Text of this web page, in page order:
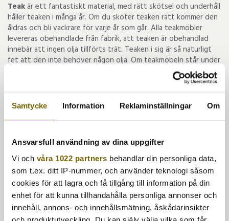
Samtycke Information Reklaminställningar Om
Ansvarsfull användning av dina uppgifter
Vi och våra 1022 partners behandlar din personliga data,
som t.ex. ditt IP-nummer, och använder teknologi såsom
cookies för att lagra och få tillgång till information på din
enhet för att kunna tillhandahålla personliga annonser och
innehåll, annons- och innehållsmätning, åskådarinsikter
Teakär ett fantastiskt material, med rätt skötsel och underhåll
håller teaken i många år. Om du sköter teaken rätt kommer den
åldras och bli vackrare för varje år som går. Alla teakmöbler
levereras obehandlade från fabrik, att teaken är obehandlad
innebär att ingen olja tillförts trät. Teaken i sig är så naturligt
fet att den inte behöver någon olja. Om teakmöbeln står under
bar himmel och utan skydd kommer den snart bli vackert
silvergrå. Alla våra teakmöbler kommer från certifierade
teakplantager som kontrolleras av den indonesiska staten, allt
enligt den svenska timmerförordningen.
Korsvik ingår i en serie bestående av flera bord, soffa, solsäng.
Tyvärr ingår inte denna produkt i vårt sortiment för tillfället.
Till butikens startsida »
Sitemap »